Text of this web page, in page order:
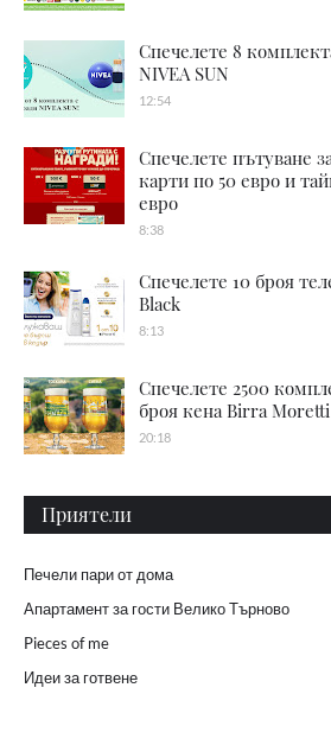
Спечелете 8
NIVEA SUN
12:54
Спечелете пътуване
карти по 50 евро и
евро
8:38
Спечелете 10 броя
Black
8:13
Спечелете 2500
броя кена Birra Moretti
20:18
Приятели
Печели пари от дома
Апартамент за гости Велико Търново
Pieces of me
Идеи за готвене